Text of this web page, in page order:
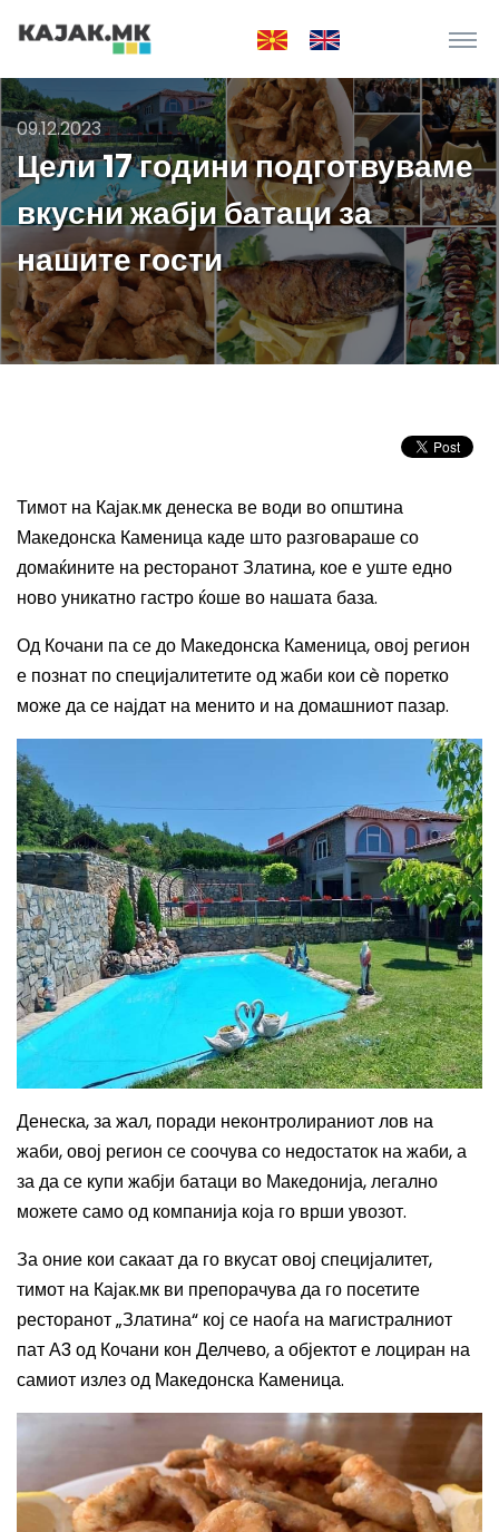
09.12.2023
Цели 17 години подготвуваме
вкусни жабји батаци за
нашите гости
Тимот на Кајак.мк денеска ве води во општина
Македонска Каменица каде што разговараше со
домаќините на ресторанот Златина, кое е уште едно
ново уникатно гастро ќоше во нашата база.
Од Кочани па се до Македонска Каменица, овој регион
е познат по специјалитетите од жаби кои сè поретко
може да се најдат на менито и на домашниот пазар.
Денеска, за жал, поради неконтролираниот лов на
жаби, овој регион се соочува со недостаток на жаби, а
за да се купи жабји батаци во Македонија, легално
можете само од компанија која го врши увозот.
За оние кои сакаат да го вкусат овој специјалитет,
тимот на Кајак.мк ви препорачува да го посетите
ресторанот „Златина“ кој се наоѓа на магистралниот
пат А3 од Кочани кон Делчево, а објектот е лоциран на
самиот излез од Македонска Каменица.